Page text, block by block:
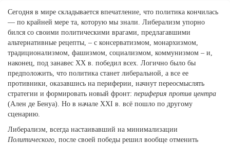
Сегодня в мире складывается впечатление, что политика кончилась
— по крайней мере та, которую мы знали. Либерализм упорно
бился со своими политическими врагами, предлагавшими
альтернативные рецепты, – с консерватизмом, монархизмом,
традиционализмом, фашизмом, социализмом, коммунизмом – и,
наконец, под занавес ХХ в. победил всех. Логично было бы
предположить, что политика станет либеральной, а все ее
противники, оказавшись на периферии, начнут переосмыслять
стратегии и формировать новый фронт: периферия против центра
(Ален де Бенуа). Но в начале XXI в. всё пошло по другому
сценарию.
Либерализм, всегда настаивавший на минимализации
Политического , после своей победы решил вообще отменить